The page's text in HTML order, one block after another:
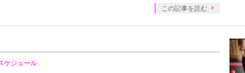
この記事を読む
ケジュール